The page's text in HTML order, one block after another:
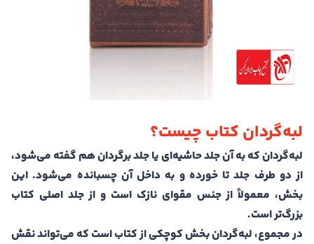
لبه‌گردان کتاب چیست؟
لبه‌گردان که به آن جلد حاشیه‌ای یا جلد برگردان هم گفته می‌شود،
از دو طرف جلد تا خورده و به داخل آن چسبانده می‌شود. این
بخش، معمولاً از جنس مقوای نازک است و از جلد اصلی کتاب
بزرگ‌تر است.
در مجموع، لبه‌گردان بخش کوچکی از کتاب است که می‌تواند نقش